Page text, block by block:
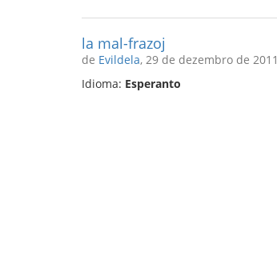
la mal-frazoj
de Evildela, 29 de dezembro de 2011
Idioma: Esperanto